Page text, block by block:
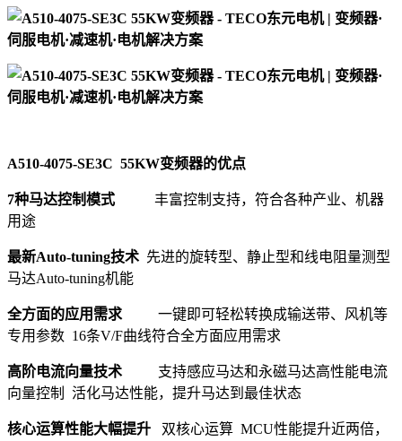
A510-4075-SE3C 55KW变频器的优点
7种马达控制模式 丰富控制支持，符合各种产业、机器
用途
最新Auto-tuning技术 先进的旋转型、静止型和线电阻量测型
马达Auto-tuning机能
全方面的应用需求 一键即可轻松转换成输送带、风机等
专用参数 16条V/F曲线符合全方面应用需求
高阶电流向量技术 支持感应马达和永磁马达高性能电流
向量控制 活化马达性能，提升马达到最佳状态
核心运算性能大幅提升 双核心运算 MCU性能提升近两倍，